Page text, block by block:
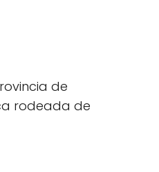
de
rodeada de